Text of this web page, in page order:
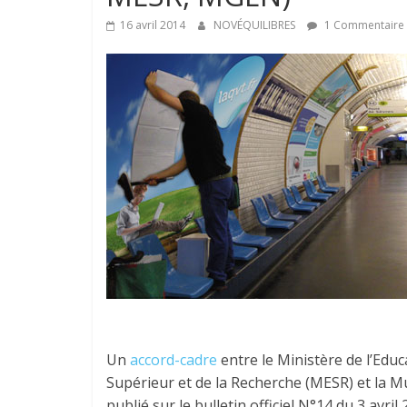
16 avril 2014 NOVÉQUILIBRES 1 Commentaire
Un accord-cadre entre le Ministère de
Supérieur et de la Recherche (MESR) et la